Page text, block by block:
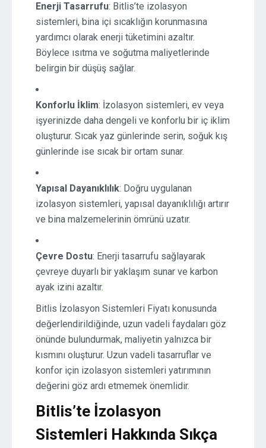
Enerji Tasarrufu: Bitlis’te izolasyon
sistemleri, bina içi sıcaklığın korunmasına
yardımcı olarak enerji tüketimini azaltır.
Böylece ısıtma ve soğutma maliyetlerinde
belirgin bir düşüş sağlar.
Konforlu İklim: İzolasyon sistemleri, ev veya
işyerinizde daha dengeli ve konforlu bir iç iklim
oluşturur. Sıcak yaz günlerinde serin, soğuk kış
günlerinde ise sıcak bir ortam sunar.
Yapısal Dayanıklılık: Doğru uygulanan
izolasyon sistemleri, yapısal dayanıklılığı artırır
ve bina malzemelerinin ömrünü uzatır.
Çevre Dostu: Enerji tasarrufu sağlayarak
çevreye duyarlı bir yaklaşım sunar ve karbon
ayak izini azaltır.
Bitlis İzolasyon Sistemleri Fiyatı konusunda
değerlendirildiğinde, uzun vadeli faydaları göz
önünde bulundurmak, maliyetin yalnızca bir
kısmını oluşturur. Uzun vadeli tasarruflar ve
konfor için izolasyon sistemleri yatırımının
değerini göz ardı etmemek önemlidir.
Bitlis’te İzolasyon
Sistemleri Hakkında Sıkça